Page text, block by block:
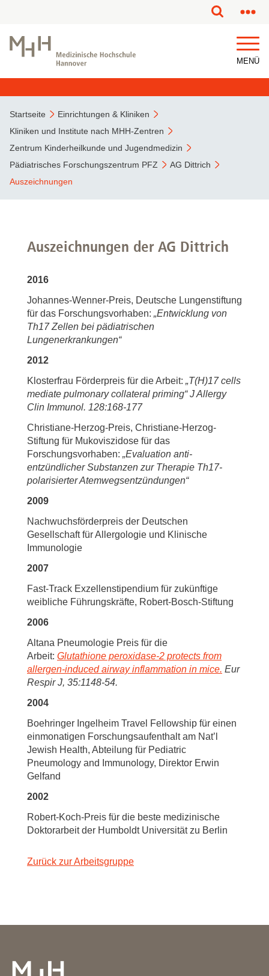
MENÜ
Startseite
Einrichtungen & Kliniken
Kliniken und Institute nach MHH-Zentren
Zentrum Kinderheilkunde und Jugendmedizin
Pädiatrisches Forschungszentrum PFZ
AG Dittrich
Auszeichnungen
Auszeichnungen der AG Dittrich
2016
Johannes-Wenner-Preis, Deutsche Lungenstiftung
für das Forschungsvorhaben: „Entwicklung von
Th17 Zellen bei pädiatrischen
Lungenerkrankungen“
2012
Klosterfrau Förderpreis für die Arbeit: „T(H)17 cells
mediate pulmonary collateral priming“ J Allergy
Clin Immunol. 128:168-177
Christiane-Herzog-Preis, Christiane-Herzog-
Stiftung für Mukoviszidose für das
Forschungsvorhaben: „Evaluation anti-
entzündlicher Substanzen zur Therapie Th17-
polarisierter Atemwegsentzündungen“
2009
Nachwuchsförderpreis der Deutschen
Gesellschaft für Allergologie und Klinische
Immunologie
2007
Fast-Track Exzellenstipendium für zukünftige
weibliche Führungskräfte, Robert-Bosch-Stiftung
2006
Altana Pneumologie Preis für die
Arbeit: Glutathione peroxidase-2 protects from
allergen-induced airway inflammation in mice. Eur
Respir J, 35:1148-54.
2004
Boehringer Ingelheim Travel Fellowship für einen
einmonatigen Forschungsaufenthalt am Nat’l
Jewish Health, Abteilung für Pediatric
Pneumology and Immunology, Direktor Erwin
Gelfand
2002
Robert-Koch-Preis für die beste medizinische
Doktorarbeit der Humboldt Universität zu Berlin
Zurück zur Arbeitsgruppe